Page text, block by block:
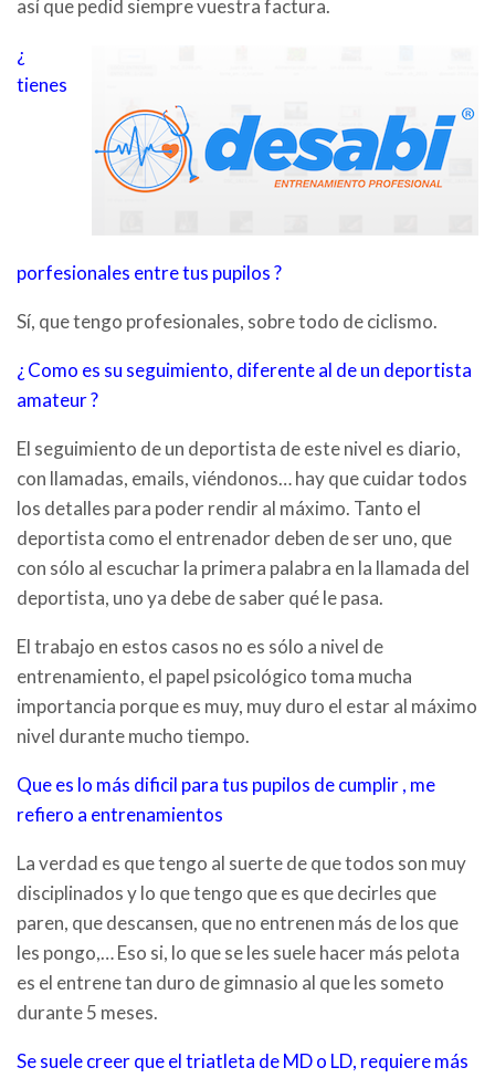
así que pedid siempre vuestra factura.
¿
tienes
porfesionales entre tus pupilos ?
Sí, que tengo profesionales, sobre todo de ciclismo.
¿ Como es su seguimiento, diferente al de un deportista
amateur ?
El seguimiento de un deportista de este nivel es diario,
con llamadas, emails, viéndonos… hay que cuidar todos
los detalles para poder rendir al máximo. Tanto el
deportista como el entrenador deben de ser uno, que
con sólo al escuchar la primera palabra en la llamada del
deportista, uno ya debe de saber qué le pasa.
El trabajo en estos casos no es sólo a nivel de
entrenamiento, el papel psicológico toma mucha
importancia porque es muy, muy duro el estar al máximo
nivel durante mucho tiempo.
Que es lo más dificil para tus pupilos de cumplir , me
refiero a entrenamientos
La verdad es que tengo al suerte de que todos son muy
disciplinados y lo que tengo que es que decirles que
paren, que descansen, que no entrenen más de los que
les pongo,… Eso si, lo que se les suele hacer más pelota
es el entrene tan duro de gimnasio al que les someto
durante 5 meses.
Se suele creer que el triatleta de MD o LD, requiere más